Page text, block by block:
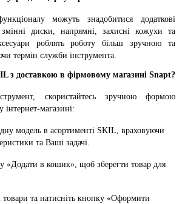
можуть знадобитися додаткові
змінні диски, напрямні, захисні кожухи та
роблять роботу більш зручною та
термін служби інструмента.
з доставкою в фірмовому магазині Snapt?
скористайтесь зручною формою
магазині:
модель в асортименті SKIL, враховуючи
та Ваші задачі.
«Додати в кошик», щоб зберегти товар для
товари та натисніть кнопку «Оформити